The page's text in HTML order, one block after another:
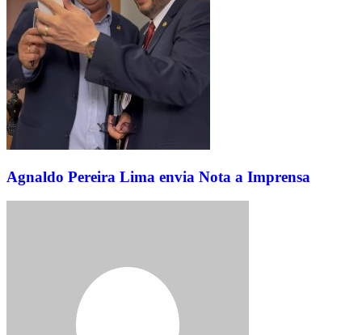
Agnaldo Pereira Lima envia Nota a Imprensa